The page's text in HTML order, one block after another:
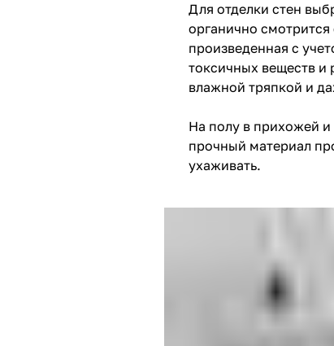
Для отделки стен
органично
произведенная с
токсичных веществ и
влажной тряпкой и
На полу в прихожей и
прочный материал
ухаживать.